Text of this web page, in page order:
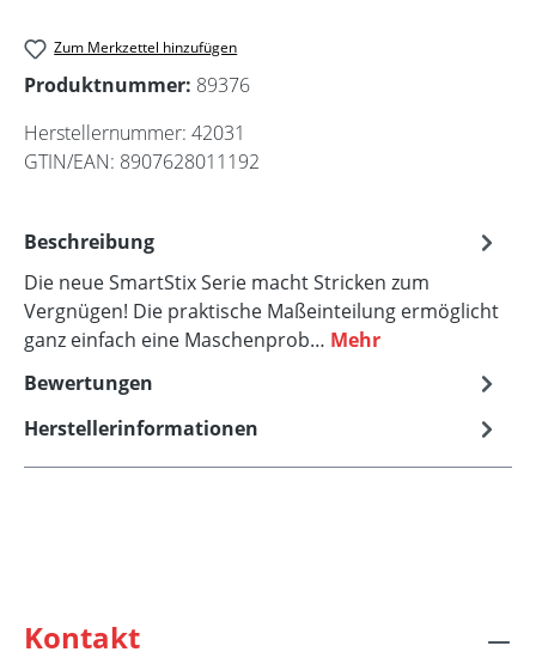
Zum Merkzettel hinzufügen
Produktnummer: 89376
Herstellernummer: 42031
GTIN/EAN: 8907628011192
Beschreibung
Die neue SmartStix Serie macht Stricken zum
Vergnügen! Die praktische Maßeinteilung ermöglicht
ganz einfach eine Maschenprob… Mehr
Bewertungen
Herstellerinformationen
Kontakt